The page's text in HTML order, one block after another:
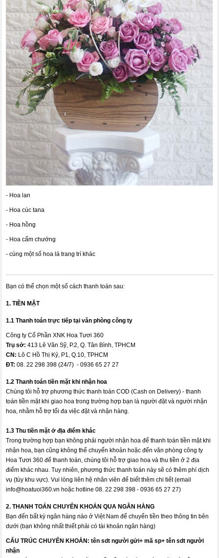
- Hoa lan
- Hoa cúc tana
- Hoa hồng
- Hoa cẩm chướng
- cùng một số hoa lá trang trí khác
Bạn có thể chọn một số cách thanh toán sau:
1. TIỀN MẶT
1.1 Thanh toán trực tiếp tại văn phòng công ty
Công ty Cổ Phần XNK Hoa Tươi 360
Trụ sở: 413 Lê Văn Sỹ, P.2, Q. Tân Bình, TPHCM
CN: Lô C Hồ Thị Kỷ, P1, Q.10, TPHCM
ĐT: 08. 22 298 398 (24/7) - 0936 65 27 27
1.2 Thanh toán tiền mặt khi nhận hoa
Chúng tôi hỗ trợ phương thức thanh toán COD (Cash on Delivery) - thanh
toán tiền mặt khi giao hoa trong trường hợp bạn là người đặt và người nhận
hoa, nhằm hỗ trợ tối đa việc đặt và nhận hàng.
1.3 Thu tiền mặt ở địa điểm khác
Trong trường hợp bạn không phải người nhận hoa để thanh toán tiền mặt khi
nhận hoa, bạn cũng không thể chuyển khoản hoặc đến văn phòng công ty
Hoa Tươi 360 để thanh toán, chúng tôi hỗ trợ giao hoa và thu tiền ở 2 địa
điểm khác nhau. Tuy nhiên, phương thức thanh toán này sẽ có thêm phí dịch
vụ (tùy khu vực). Vui lòng liên hệ nhân viên để biết thêm chi tiết (email
info@hoatuoi360.vn hoặc hotline 08. 22 298 398 - 0936 65 27 27)
2. THANH TOÁN CHUYỂN KHOẢN QUA NGÂN HÀNG
Bạn đến bất kỳ ngân hàng nào ở Việt Nam để chuyển tiền theo thông tin bên
dưới (bạn không nhất thiết phải có tài khoản ngân hàng)
CẤU TRÚC CHUYỂN KHOẢN:tên sdt người gửi+ mã sp+ tên sdt người
nhận